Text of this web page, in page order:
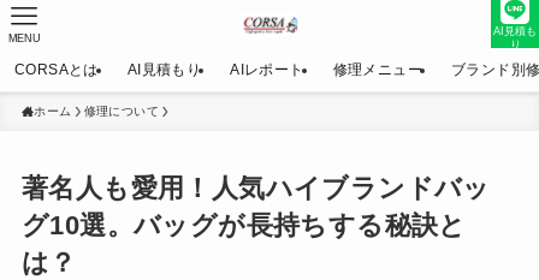
AI見積も
り
MENU
CORSAとは AI見積もり AIレポート 修理メニュー ブランド別
ホーム 修理について
著名人も愛用！人気ハイブランドバッ
グ10選。バッグが長持ちする秘訣と
は？